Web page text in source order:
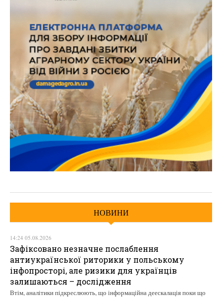
НОВИНИ
14:24 05.08.2026
Зафіксовано незначне послаблення
антиукраїнської риторики у польському
інфопросторі, але ризики для українців
залишаються – дослідження
Втім, аналітики підкреслюють, що інформаційна деескалація поки що